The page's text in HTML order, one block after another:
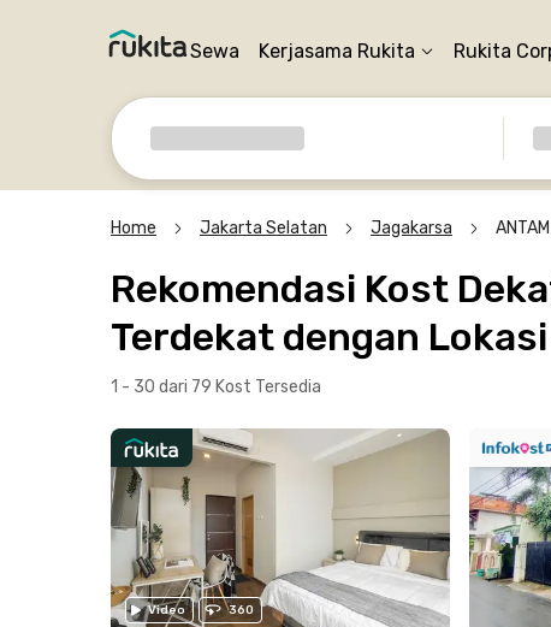
Sewa Kerjasama Rukita Rukita
Home Jakarta Selatan Jagakarsa
Rekomendasi Kost
Terdekat dengan
1 - 30 dari 79 Kost Tersedia
Video 360